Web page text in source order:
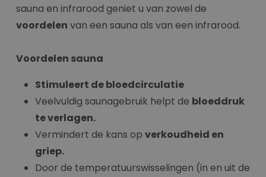
sauna en infrarood geniet u van zowel de
voordelen van een sauna als van een infrarood.
Voordelen sauna
Stimuleert de bloedcirculatie
Veelvuldig saunagebruik helpt de bloeddruk
te verlagen.
Vermindert de kans op verkoudheid en
griep.
Door de temperatuurswisselingen (in en uit de